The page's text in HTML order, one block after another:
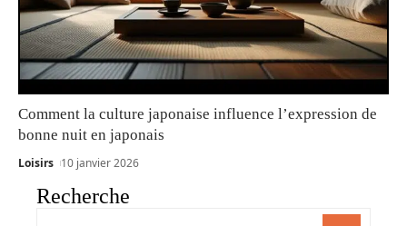
Comment la culture japonaise influence l’expression de
bonne nuit en japonais
Loisirs 10 janvier 2026
Recherche